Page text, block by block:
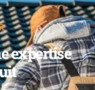
expertise